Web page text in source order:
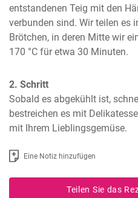
entstandenen Teig mit den
verbunden sind. Wir teilen es
Brötchen, in deren Mitte wir
170 °C für etwa 30 Minuten.
2. Schritt
Sobald es abgekühlt ist,
bestreichen es mit
mit Ihrem Lieblingsgemüse.
Eine Notiz hinzufügen
Teilen Sie das